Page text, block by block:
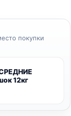
покупки
12кг